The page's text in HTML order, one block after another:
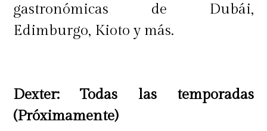
gastronómicas de Dubái,
Edimburgo, Kioto y más.
Dexter: Todas las temporadas
(Próximamente)